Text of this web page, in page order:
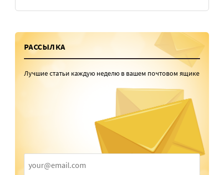
РАССЫЛКА
Лучшие статьи каждую неделю в вашем почтовом ящике